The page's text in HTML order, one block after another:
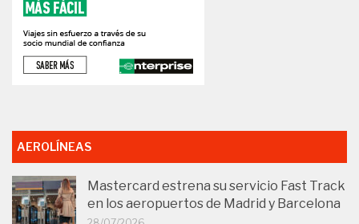
AEROLÍNEAS
Mastercard estrena su servicio Fast Track
en los aeropuertos de Madrid y Barcelona